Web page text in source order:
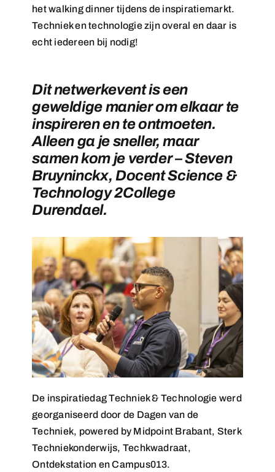
het walking dinner tijdens de inspiratiemarkt.
Techniek en technologie zijn overal en daar is
echt iedereen bij nodig!
Dit netwerkevent is een
geweldige manier om elkaar te
inspireren en te ontmoeten.
Alleen ga je sneller, maar
samen kom je verder – Steven
Bruyninckx, Docent Science &
Technology 2College
Durendael.
De inspiratiedag Techniek & Technologie werd
georganiseerd door de Dagen van de
Techniek, powered by Midpoint Brabant, Sterk
Techniekonderwijs, Techkwadraat,
Ontdekstation en Campus013.